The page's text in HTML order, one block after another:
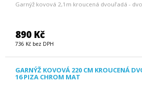
Garnýž kovová 2,1m kroucená dvouřadá -
890 Kč
736 Kč bez DPH
GARNÝŽ KOVOVÁ 220 CM KROUCENÁ
16 PIZA CHROM MAT